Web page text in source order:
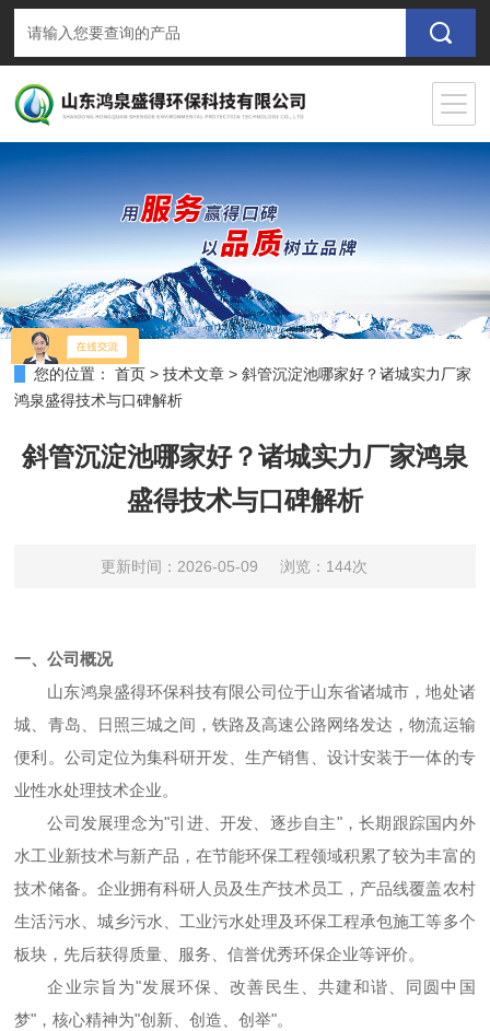
您的位置： 首页 >技术文章 >斜管沉淀池哪家好？诸城实力厂家
鸿泉盛得技术与口碑解析
斜管沉淀池哪家好？诸城实力厂家鸿泉
盛得技术与口碑解析
更新时间：2026-05-09 浏览：144次
一、公司概况
山东鸿泉盛得环保科技有限公司位于山东省诸城市，地处诸
城、青岛、日照三城之间，铁路及高速公路网络发达，物流运输
便利。公司定位为集科研开发、生产销售、设计安装于一体的专
业性水处理技术企业。
公司发展理念为"引进、开发、逐步自主"，长期跟踪国内外
水工业新技术与新产品，在节能环保工程领域积累了较为丰富的
技术储备。企业拥有科研人员及生产技术员工，产品线覆盖农村
生活污水、城乡污水、工业污水处理及环保工程承包施工等多个
板块，先后获得质量、服务、信誉优秀环保企业等评价。
企业宗旨为"发展环保、改善民生、共建和谐、同圆中国
梦"，核心精神为"创新、创造、创举"。